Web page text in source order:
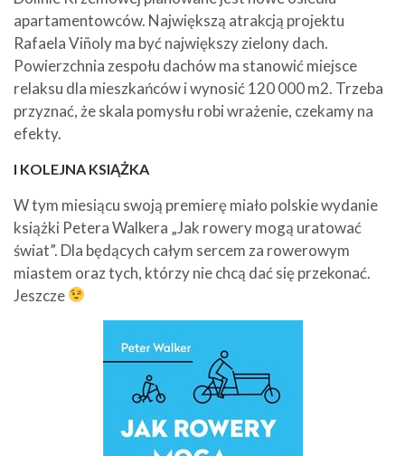
apartamentowców. Największą atrakcją projektu
Rafaela Viñoly ma być największy zielony dach.
Powierzchnia zespołu dachów ma stanowić miejsce
relaksu dla mieszkańców i wynosić 120 000 m2. Trzeba
przyznać, że skala pomysłu robi wrażenie, czekamy na
efekty.
I KOLEJNA KSIĄŻKA
W tym miesiącu swoją premierę miało polskie wydanie
książki Petera Walkera „Jak rowery mogą uratować
świat”. Dla będących całym sercem za rowerowym
miastem oraz tych, którzy nie chcą dać się przekonać.
Jeszcze